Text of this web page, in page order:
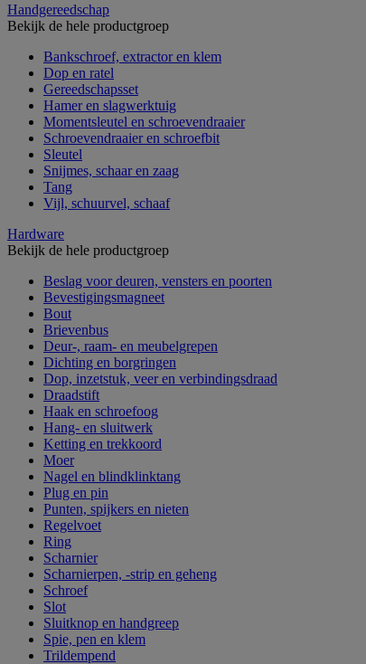
Handgereedschap
Bekijk de hele productgroep
Bankschroef, extractor en klem
Dop en ratel
Gereedschapsset
Hamer en slagwerktuig
Momentsleutel en schroevendraaier
Schroevendraaier en schroefbit
Sleutel
Snijmes, schaar en zaag
Tang
Vijl, schuurvel, schaaf
Hardware
Bekijk de hele productgroep
Beslag voor deuren, vensters en poorten
Bevestigingsmagneet
Bout
Brievenbus
Deur-, raam- en meubelgrepen
Dichting en borgringen
Dop, inzetstuk, veer en verbindingsdraad
Draadstift
Haak en schroefoog
Hang- en sluitwerk
Ketting en trekkoord
Moer
Nagel en blindklinktang
Plug en pin
Punten, spijkers en nieten
Regelvoet
Ring
Scharnier
Scharnierpen, -strip en geheng
Schroef
Slot
Sluitknop en handgreep
Spie, pen en klem
Trildempend